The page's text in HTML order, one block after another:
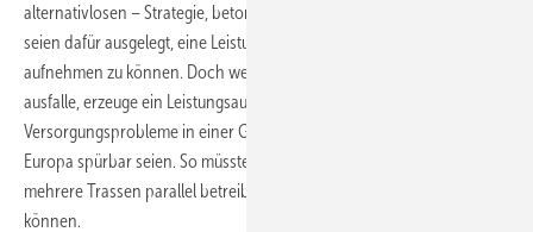
alternativlosen – Strategie, betonte Schnettler. Diese Fernleitungen
seien dafür ausgelegt, eine Leistung von zwölf Gigawatt (GW)
aufnehmen zu können. Doch wenn hiervon eine Trasse einmal
ausfalle, erzeuge ein Leistungsausfall einer solchen Größenordnung
Versorgungsprobleme in einer Größenordnung, die dann in ganz
Europa spürbar seien. So müssten die Netzbetreiber entsprechend
mehrere Trassen parallel betreiben, um den Strom umleiten zu
können.